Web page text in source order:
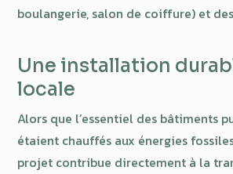
boulangerie, salon de coiffure) et
Une installation
locale
Alors que l’essentiel des bâtiments
étaient chauffés aux énergies
projet contribue directement à la